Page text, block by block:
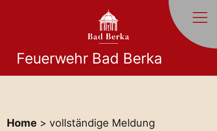
Feuerwehr Bad Berka
Home > vollständige Meldung